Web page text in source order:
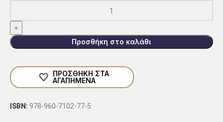
Προσθήκη στο καλάθι
ΠΡΟΣΘΗΚΗ ΣΤΑ
ΑΓΑΠΗΜΕΝΑ
ISBN: 978-960-7102-77-5